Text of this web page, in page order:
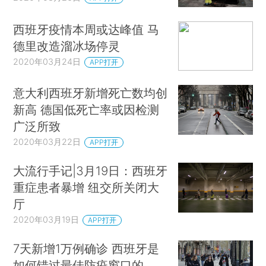
西班牙疫情本周或达峰值 马
德里改造溜冰场停灵
2020年03月24日 APP打开
意大利西班牙新增死亡数均创
新高 德国低死亡率或因检测
广泛所致
2020年03月22日 APP打开
大流行手记|3月19日：西班牙
重症患者暴增 纽交所关闭大
厅
2020年03月19日 APP打开
7天新增1万例确诊 西班牙是